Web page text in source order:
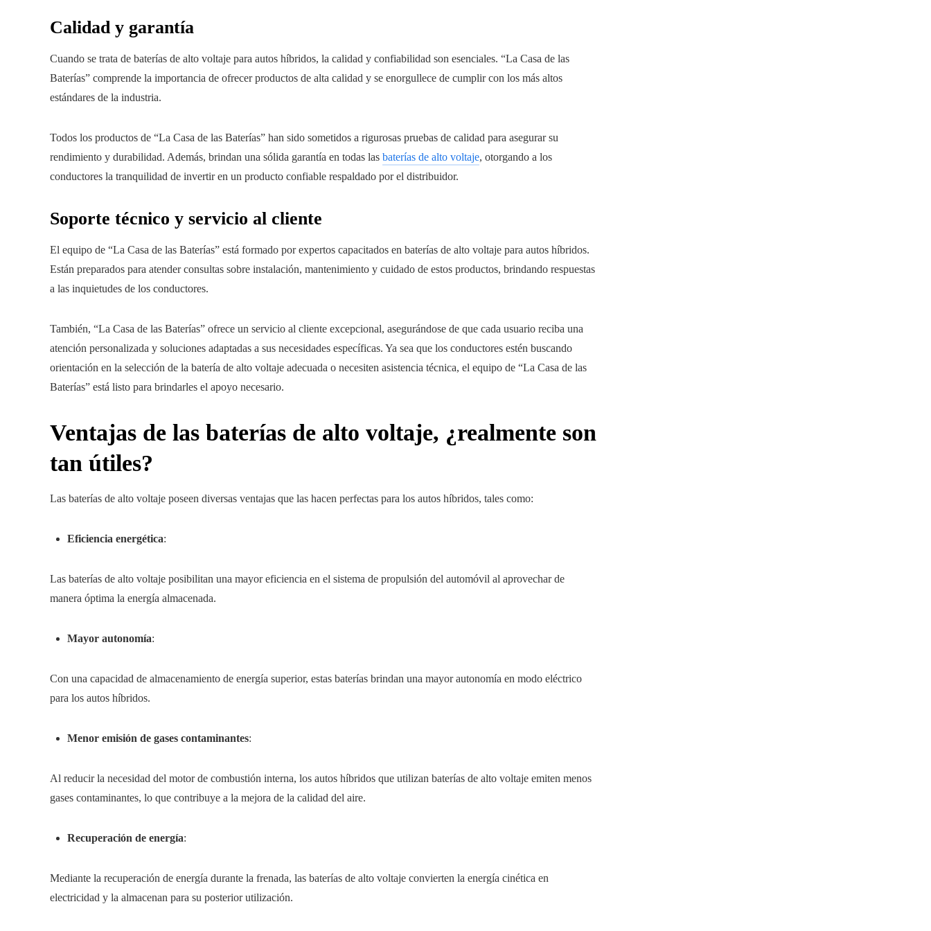
Calidad y garantía
Cuando se trata de baterías de alto voltaje para autos híbridos, la calidad y confiabilidad son esenciales. “La Casa de las
Baterías” comprende la importancia de ofrecer productos de alta calidad y se enorgullece de cumplir con los más altos
estándares de la industria.
Todos los productos de “La Casa de las Baterías” han sido sometidos a rigurosas pruebas de calidad para asegurar su
rendimiento y durabilidad. Además, brindan una sólida garantía en todas las baterías de alto voltaje, otorgando a los
conductores la tranquilidad de invertir en un producto confiable respaldado por el distribuidor.
Soporte técnico y servicio al cliente
El equipo de “La Casa de las Baterías” está formado por expertos capacitados en baterías de alto voltaje para autos híbridos.
Están preparados para atender consultas sobre instalación, mantenimiento y cuidado de estos productos, brindando respuestas
a las inquietudes de los conductores.
También, “La Casa de las Baterías” ofrece un servicio al cliente excepcional, asegurándose de que cada usuario reciba una
atención personalizada y soluciones adaptadas a sus necesidades específicas. Ya sea que los conductores estén buscando
orientación en la selección de la batería de alto voltaje adecuada o necesiten asistencia técnica, el equipo de “La Casa de las
Baterías” está listo para brindarles el apoyo necesario.
Ventajas de las baterías de alto voltaje, ¿realmente son
tan útiles?
Las baterías de alto voltaje poseen diversas ventajas que las hacen perfectas para los autos híbridos, tales como:
Eficiencia energética:
Las baterías de alto voltaje posibilitan una mayor eficiencia en el sistema de propulsión del automóvil al aprovechar de
manera óptima la energía almacenada.
Mayor autonomía:
Con una capacidad de almacenamiento de energía superior, estas baterías brindan una mayor autonomía en modo eléctrico
para los autos híbridos.
Menor emisión de gases contaminantes:
Al reducir la necesidad del motor de combustión interna, los autos híbridos que utilizan baterías de alto voltaje emiten menos
gases contaminantes, lo que contribuye a la mejora de la calidad del aire.
Recuperación de energía:
Mediante la recuperación de energía durante la frenada, las baterías de alto voltaje convierten la energía cinética en
electricidad y la almacenan para su posterior utilización.